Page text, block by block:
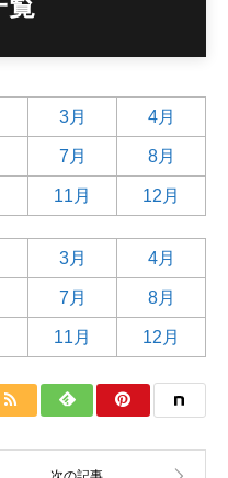
3月 4月
7月 8月
11月 12月
3月 4月
7月 8月
11月 12月